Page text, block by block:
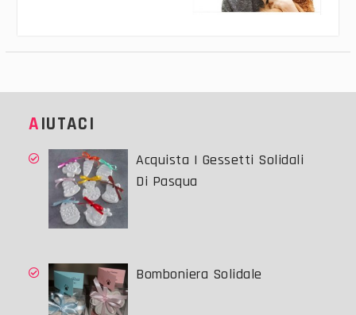
AIUTACI
Acquista I Gessetti Solidali
Di Pasqua
Bomboniera Solidale